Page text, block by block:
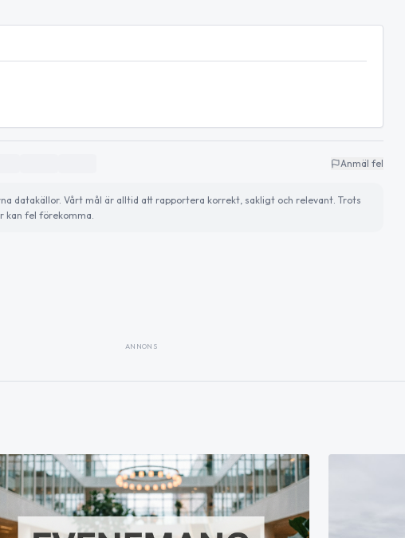
Anmäl fel
datakällor. Vårt mål är alltid att rapportera korrekt, sakligt och relevant. Trots
kan fel förekomma.
ANNONS